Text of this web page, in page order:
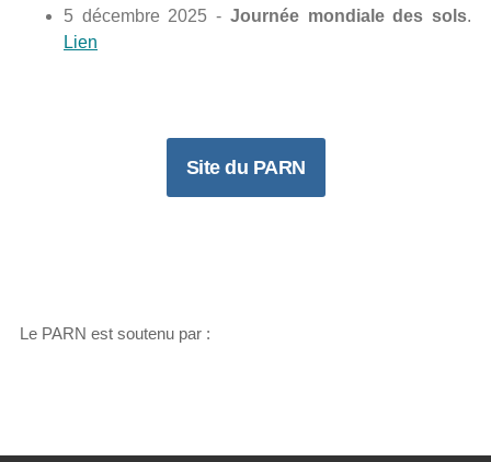
5 décembre 2025 - Journée mondiale des sols.
Lien
Site du PARN
Le PARN est soutenu par :